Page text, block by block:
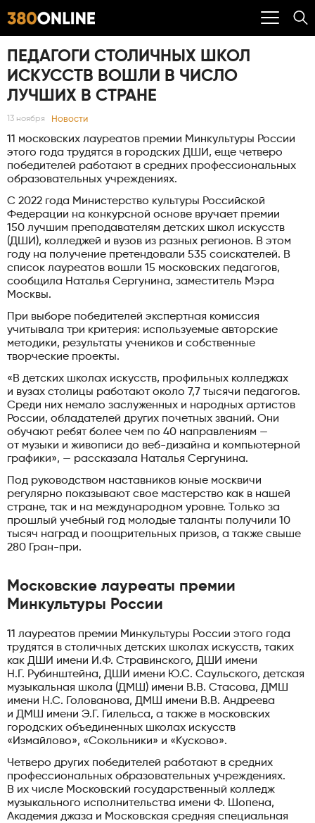
ПЕДАГОГИ СТОЛИЧНЫХ ШКОЛ
ИСКУССТВ ВОШЛИ В ЧИСЛО
ЛУЧШИХ В СТРАНЕ
13 ноября Новости
11 московских лауреатов премии Минкультуры России
этого года трудятся в городских ДШИ, еще четверо
победителей работают в средних профессиональных
образовательных учреждениях.
С 2022 года Министерство культуры Российской
Федерации на конкурсной основе вручает премии
150 лучшим преподавателям детских школ искусств
(ДШИ), колледжей и вузов из разных регионов. В этом
году на получение претендовали 535 соискателей. В
список лауреатов вошли 15 московских педагогов,
сообщила Наталья Сергунина, заместитель Мэра
Москвы.
При выборе победителей экспертная комиссия
учитывала три критерия: используемые авторские
методики, результаты учеников и собственные
творческие проекты.
«В детских школах искусств, профильных колледжах
и вузах столицы работают около 7,7 тысячи педагогов.
Среди них немало заслуженных и народных артистов
России, обладателей других почетных званий. Они
обучают ребят более чем по 40 направлениям —
от музыки и живописи до веб-дизайна и компьютерной
графики», — рассказала Наталья Сергунина.
Под руководством наставников юные москвичи
регулярно показывают свое мастерство как в нашей
стране, так и на международном уровне. Только за
прошлый учебный год молодые таланты получили 10
тысяч наград и поощрительных призов, а также свыше
280 Гран-при.
Московские лауреаты премии
Минкультуры России
11 лауреатов премии Минкультуры России этого года
трудятся в столичных детских школах искусств, таких
как ДШИ имени И.Ф. Стравинского, ДШИ имени
Н.Г. Рубинштейна, ДШИ имени Ю.С. Саульского, детская
музыкальная школа (ДМШ) имени В.В. Стасова, ДМШ
имени Н.С. Голованова, ДМШ имени В.В. Андреева
и ДМШ имени Э.Г. Гилельса, а также в московских
городских объединенных школах искусств
«Измайлово», «Сокольники» и «Кусково».
Четверо других победителей работают в средних
профессиональных образовательных учреждениях.
В их числе Московский государственный колледж
музыкального исполнительства имени Ф. Шопена,
Академия джаза и Московская средняя специальная